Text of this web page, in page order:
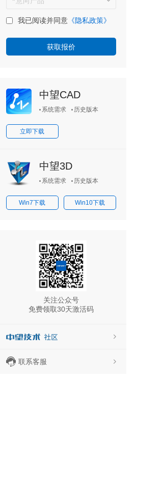
我已阅读并同意 《隐私政策》
中望CAD
系统需求 历史版本
立即下载
中望3D
系统需求 历史版本
Win7下载 Win10下载
关注公众号
免费领取30天激活码
联系客服